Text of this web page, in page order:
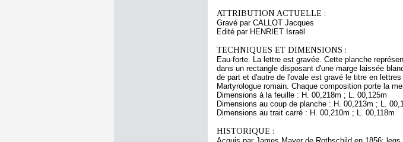
ATTRIBUTION ACTUELLE :
Gravé par CALLOT Jacques
Edité par HENRIET Israël
TECHNIQUES ET DIMENSIONS :
Eau-forte. La lettre est gravée. Cette planche
dans un rectangle disposant d'une marge laissée
de part et d'autre de l'ovale est gravé le titre en
Martyrologue romain. Chaque composition porte la
Dimensions à la feuille : H. 00,218m ; L. 00,125m
Dimensions au coup de planche : H. 00,213m ; L.
Dimensions au trait carré : H. 00,210m ; L. 00,118m
HISTORIQUE :